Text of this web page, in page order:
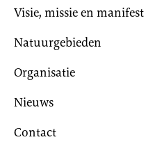
Visie, missie en manifest
Natuurgebieden
Organisatie
Nieuws
Contact